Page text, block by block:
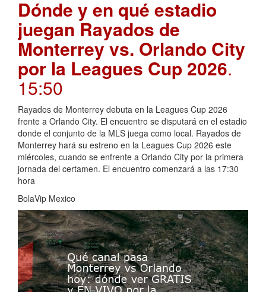
Dónde y en qué estadio
juegan Rayados de
Monterrey vs. Orlando City
por la Leagues Cup 2026.
15:50
Rayados de Monterrey debuta en la Leagues Cup 2026
frente a Orlando City. El encuentro se disputará en el estadio
donde el conjunto de la MLS juega como local. Rayados de
Monterrey hará su estreno en la Leagues Cup 2026 este
miércoles, cuando se enfrente a Orlando City por la primera
jornada del certamen. El encuentro comenzará a las 17:30
hora
BolaVip Mexico